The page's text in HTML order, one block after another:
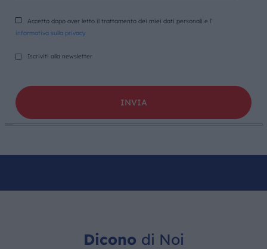
Accetto dopo aver letto il trattamento dei miei dati personali e l’
informativa sulla privacy
Iscriviti alla newsletter
Dicono di Noi